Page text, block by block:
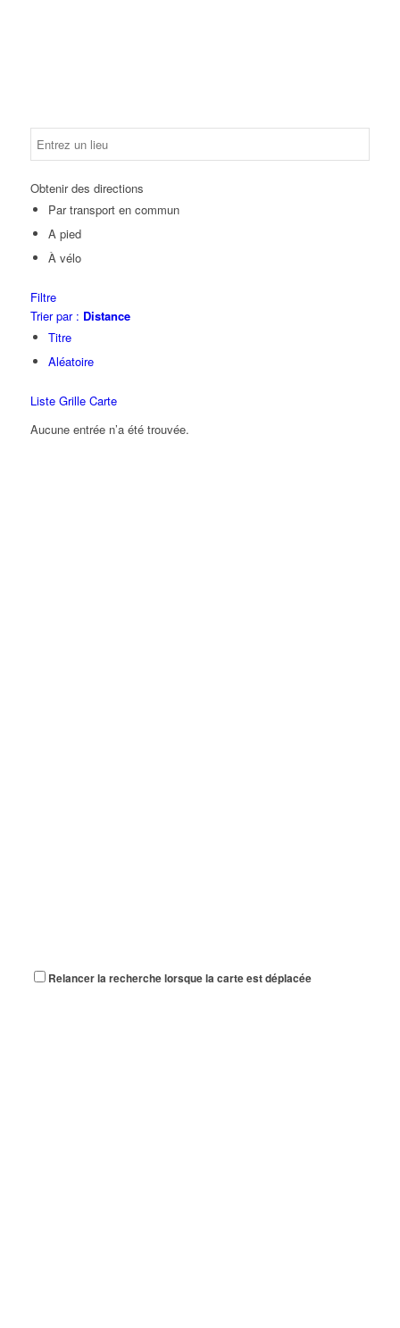
Obtenir des directions
Par transport en commun
A pied
À vélo
Filtre
Trier par : Distance
Titre
Aléatoire
Liste Grille Carte
Aucune entrée n’a été trouvée.
Relancer la recherche lorsque la carte est déplacée